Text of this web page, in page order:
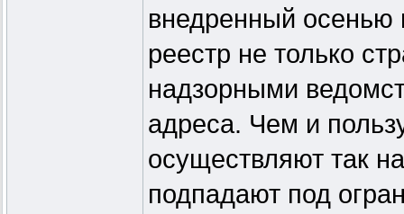
внедренный осенью
реестр не только
надзорными
адреса. Чем и
осуществляют так
подпадают под